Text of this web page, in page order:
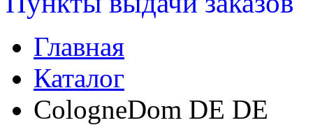
Главная
Каталог
CologneDom DE DE